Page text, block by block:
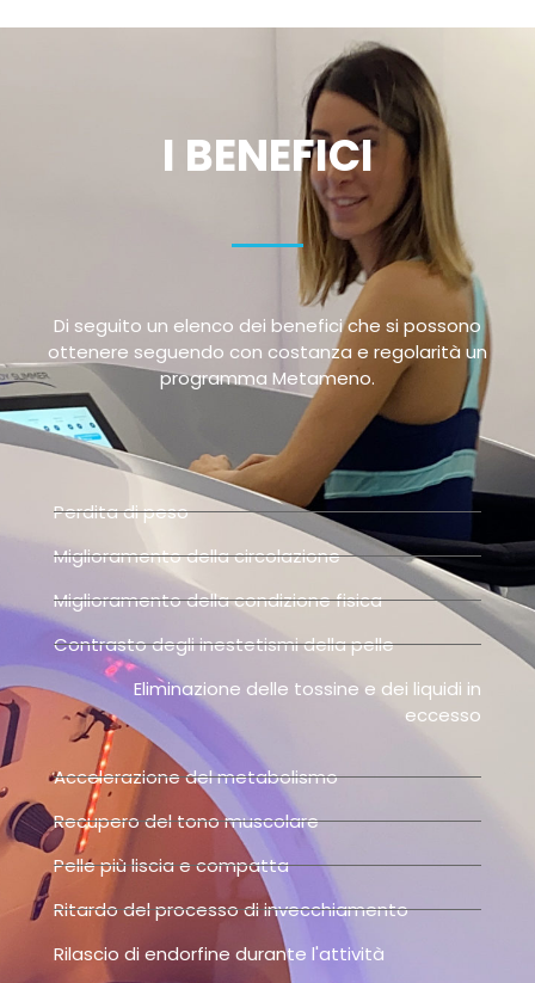
I BENEFICI
Di seguito un elenco dei benefici che si possono
ottenere seguendo con costanza e regolarità un
programma Metameno.
Perdita di peso
Miglioramento della circolazione
Miglioramento della condizione fisica
Contrasto degli inestetismi della pelle
Eliminazione delle tossine e dei liquidi in
eccesso
Accelerazione del metabolismo
Recupero del tono muscolare
Pelle più liscia e compatta
Ritardo del processo di invecchiamento
Rilascio di endorfine durante l'attività